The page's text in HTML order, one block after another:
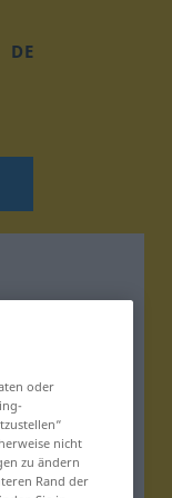
DE
oder
nicht
zu ändern
Rand der